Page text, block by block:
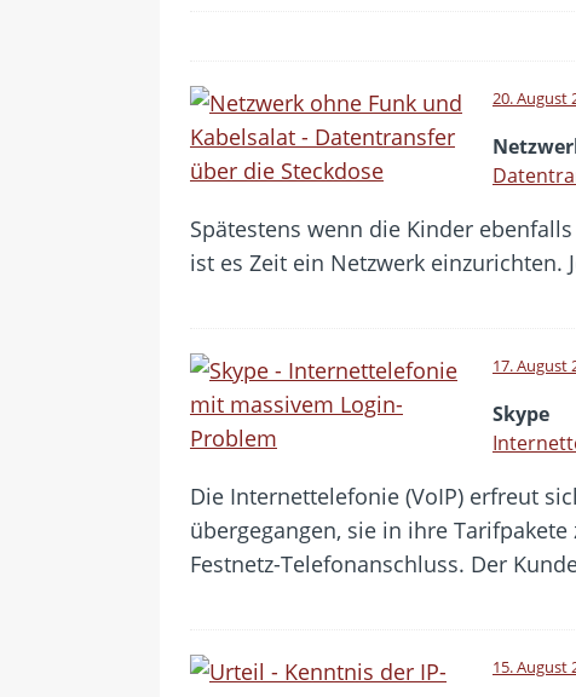
20. August
Spätestens wenn die Kinder
ist es Zeit ein Netzwerk einzurichten.
17. August
Skype
Die Internettelefonie (VoIP) erfreut
übergegangen, sie in ihre
Festnetz-Telefonanschluss. Der
15. August